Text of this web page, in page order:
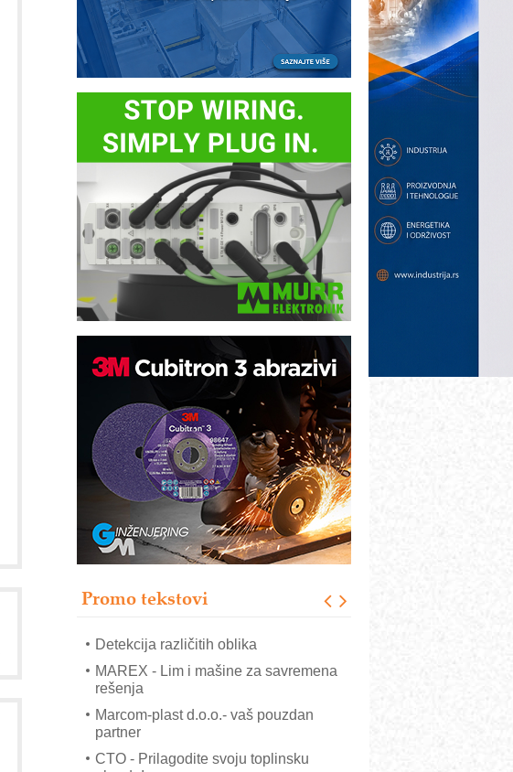
Promo tekstovi
IB BLUMENAUER - više od 40 godina
poverenja u industriji
COMBYPACK
RMQ-TITAN ADVANCED INDICATOR
– Pametna signalizacija za efikasnije
upravljanje mašinama
Sigurnije ispitivanje transformatora u
solarnim elektranama i vetroparkovima
Pranje točkova na gradilištu- standard
ROSA i SCHUNK podižu proizvodnju
Detekcija različitih oblika
MAREX - Lim i mašine za savremena
rešenja
Marcom-plast d.o.o.- vaš pouzdan
partner
CTO - Prilagodite svoju toplinsku